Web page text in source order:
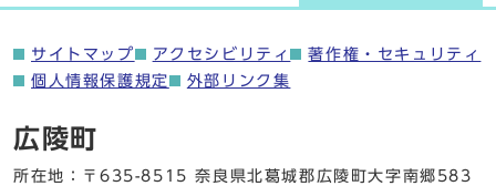
サイトマップ アクセシビリティ
著作権・セキュリティ
個人情報保護規定
外部リンク集
広陵町
所在地：〒635-8515 奈良県北葛城郡広陵町大字南郷583